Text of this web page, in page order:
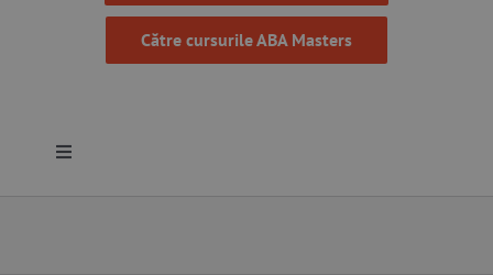
Către cursurile ABA Masters
Toggle